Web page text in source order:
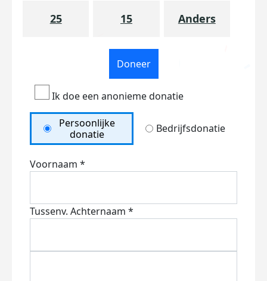
25 15 Anders
Doneer
Ik doe een anonieme donatie
Persoonlijke
donatie
Bedrijfsdonatie
Voornaam *
Tussenv. Achternaam *